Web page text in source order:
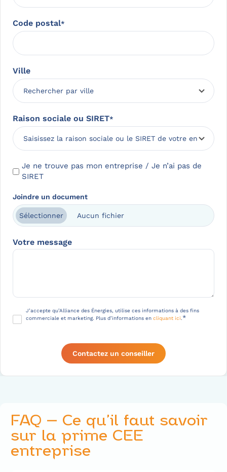
Code postal*
Ville
Raison sociale ou SIRET*
I
E
T
a
p
a
n
Je ne trouve pas mon entreprise / Je n’ai pas de
SIRET
Joindre un document
Sélectionner Aucun fichier
Votre message
R
G
J’accepte qu’Alliance des Énergies, utilise ces informations à des fins
commerciale et marketing. Plus d’informations en cliquant ici *
FAQ – Ce qu’il faut savoir
sur la prime CEE
entreprise